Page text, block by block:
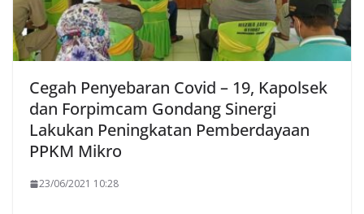
Cegah Penyebaran Covid – 19, Kapolsek
dan Forpimcam Gondang Sinergi
Lakukan Peningkatan Pemberdayaan
PPKM Mikro
23/06/2021 10:28